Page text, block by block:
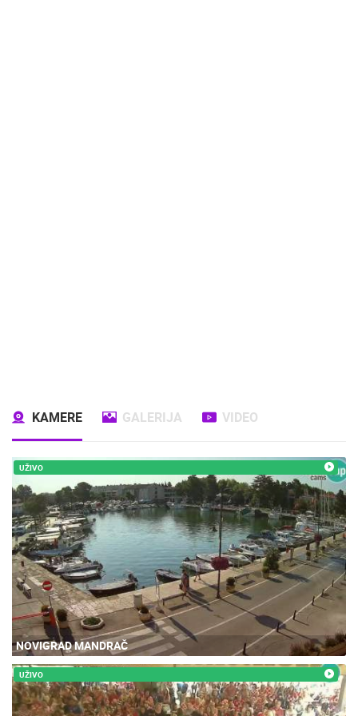
KAMERE GALERIJA VIDEO
UŽIVO
NOVIGRAD MANDRAČ
UŽIVO